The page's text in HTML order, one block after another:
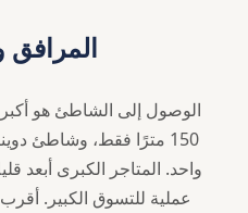
الوصول إلى الشاطئ هو
150 مترًا فقط، وشاطئ